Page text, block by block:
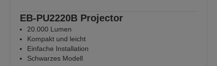
EB-PU2220B Projector
20.000 Lumen
Kompakt und leicht
Einfache Installation
Schwarzes Modell